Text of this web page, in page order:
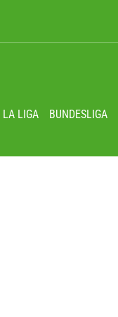
LA LIGA BUNDESLIGA